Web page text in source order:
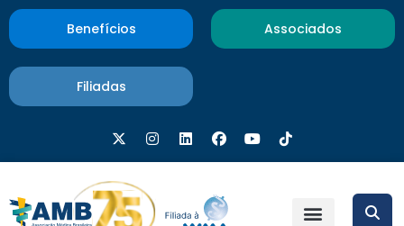
Benefícios Associados
Filiadas